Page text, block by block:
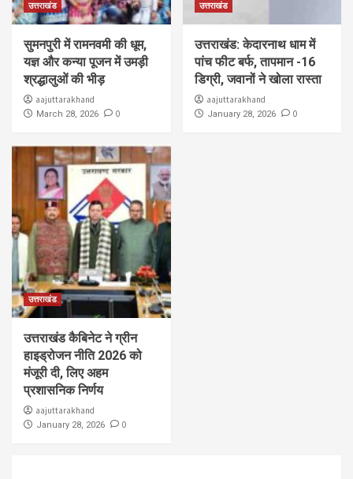
उत्तराखंड
सुमनपुरी में रामनवमी की धूम,
यज्ञ और कन्या पूजन में उमड़ी
श्रद्धालुओं की भीड़
aajuttarakhand
March 28, 2026 0
उत्तराखंड
उत्तराखंड: केदारनाथ धाम में
पांच फीट बर्फ, तापमान -16
डिग्री, जवानों ने खोला रास्ता
aajuttarakhand
January 28, 2026 0
उत्तराखंड
उत्तराखंड कैबिनेट ने ग्रीन
हाइड्रोजन नीति 2026 को
मंजूरी दी, लिए अहम
प्रशासनिक निर्णय
aajuttarakhand
January 28, 2026 0